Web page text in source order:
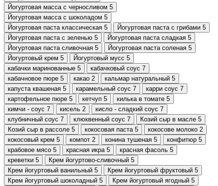
Йогуртовая масса с черносливом 5
Йогуртовая масса с шоколадом 5
Йогуртовая паста классическая 5 Йогуртовая паста с грибами 5
Йогуртовая паста с зеленью 5 Йогуртовая паста сладкая 5
Йогуртовая паста сливочная 5 Йогуртовая паста соленая 5
Йогуртовый крем 5 Йогуртовый мусс 5
кабачки маринованные 5 кабачковый соус 7
кабачновое пюре 5 какао 2 кальмар натуральный 5
капуста квашеная 5 карамельный соус 7 карри соус 7
картофельное пюре 5 кетчуп 5 килька в томате 5
кимчи - соус 7 кисель 2 кисло - сладкий соус 7
клубничный соус 7 клюквенный соус 7 Козий сыр в масле 5
Козий сыр в рассоле 5 кокосовая паста 5 кокосове молоко 2
кокосовый крем 5 компот 2 конина тушеная 5 конфитюр 5
крабовое мясо 5 красная икра 5 красная фасоль 5
креветки 5 Крем йогуртово-сливочный 5
Крем йогуртовый ванильный 5 Крем йогуртовый фруктовый 5
Крем йогуртовый шоколадный 5 Крем йогуртовый ягодный 5